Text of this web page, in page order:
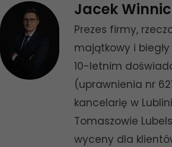
Jacek
Prezes firmy,
majątkowy i
10-letnim
(uprawnienia nr
kancelarię w
Tomaszowie
wyceny dla